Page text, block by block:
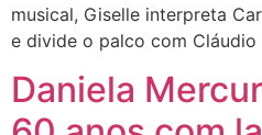
musical, Giselle interpreta
e divide o palco com
Daniela